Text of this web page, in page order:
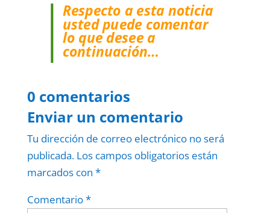
Respecto a esta noticia
usted puede comentar
lo que desee a
continuación…
0 comentarios
Enviar un comentario
Tu dirección de correo electrónico no será
publicada. Los campos obligatorios están
marcados con *
Comentario*